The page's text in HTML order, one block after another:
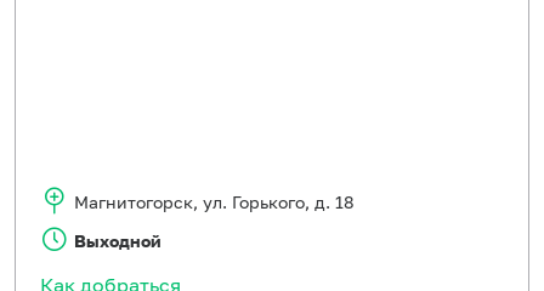
Магнитогорск, ул. Горького, д. 18
Выходной
Как добраться